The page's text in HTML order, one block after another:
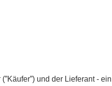
und der Lieferant -